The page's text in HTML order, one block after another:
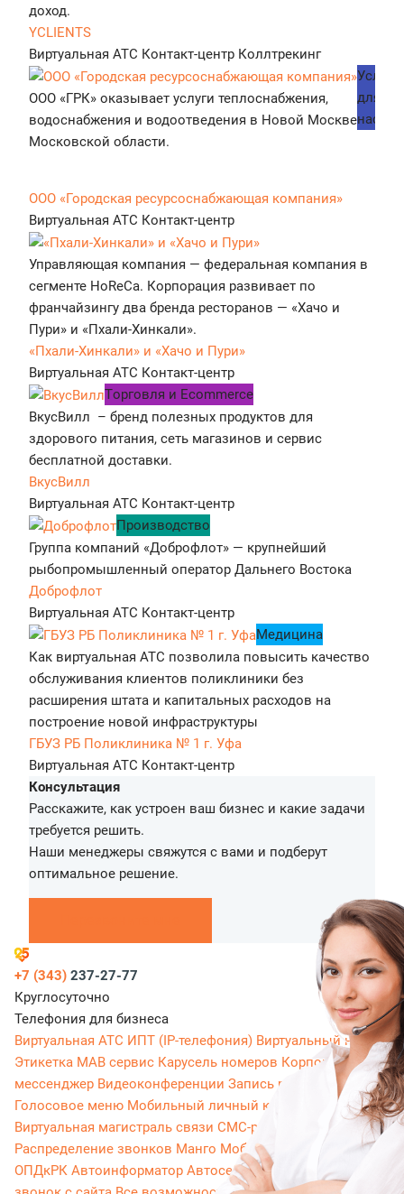
доход.
YCLIENTS
Виртуальная АТС Контакт-центр Коллтрекинг
Услуги
для
ООО «ГРК» оказывает услуги теплоснабжения,
водоснабжения и водоотведения в Новой Москве и
Московской области.
ООО «Городская ресурсоснабжающая компания»
Виртуальная АТС Контакт-центр
Управляющая компания — федеральная компания в
сегменте HoReCa. Корпорация развивает по
франчайзингу два бренда ресторанов — «Хачо и
Пури» и «Пхали-Хинкали».
«Пхали-Хинкали» и «Хачо и Пури»
Виртуальная АТС Контакт-центр
Tорговля и Ecommerce
ВкусВилл – бренд полезных продуктов для
здорового питания, сеть магазинов и сервис
бесплатной доставки.
ВкусВилл
Виртуальная АТС Контакт-центр
Производство
Группа компаний «Доброфлот» — крупнейший
рыбопромышленный оператор Дальнего Востока
Доброфлот
Виртуальная АТС Контакт-центр
Медицина
Как виртуальная АТС позволила повысить качество
обслуживания клиентов поликлиники без
расширения штата и капитальных расходов на
построение новой инфраструктуры
ГБУЗ РБ Поликлиника № 1 г. Уфа
Виртуальная АТС Контакт-центр
Консультация
Расскажите, как устроен ваш бизнес и какие задачи
требуется решить.
Наши менеджеры свяжутся с вами и подберут
оптимальное решение.
+7 (343) 237-27-77
Круглосуточно
Телефония для бизнеса
Виртуальная АТС ИПТ (IP-телефония) Виртуальный номер
Этикетка МАВ сервис Карусель номеров Корпоративный
мессенджер Видеоконференции Запись разговоров
Голосовое меню Мобильный личный кабинет
Виртуальная магистраль связи СМС-рассылки
Распределение звонков Манго Мобайл
ОПДкРК Автоинформатор Автосекретарь
Обратный